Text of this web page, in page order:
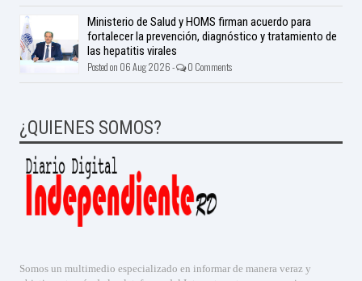
Ministerio de Salud y HOMS firman acuerdo para
fortalecer la prevención, diagnóstico y tratamiento de
las hepatitis virales
Posted on 06 Aug 2026 - 0 Comments
¿QUIENES SOMOS?
Somos un multimedio especializado en informar de manera veraz y